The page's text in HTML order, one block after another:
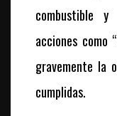
combustible
acciones como
gravemente la
cumplidas.